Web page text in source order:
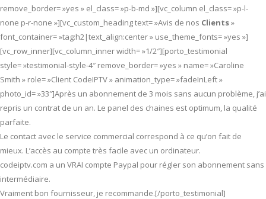
remove_border= »yes » el_class= »p-b-md »][vc_column el_class= »p-l-
none p-r-none »][vc_custom_heading text= »Avis de nos Clients»
font_container= »tag:h2|text_align:center » use_theme_fonts= »yes »]
[vc_row_inner][vc_column_inner width= »1/2″][porto_testimonial
style= »testimonial-style-4″ remove_border= »yes » name= »Caroline
Smith » role= »Client CodeIPTV » animation_type= »fadeInLeft »
photo_id= »33″]Après un abonnement de 3 mois sans aucun problème, j’ai
repris un contrat de un an. Le panel des chaines est optimum, la qualité
parfaite.
Le contact avec le service commercial correspond à ce qu’on fait de
mieux. L’accès au compte très facile avec un ordinateur.
codeiptv.com a un VRAI compte Paypal pour régler son abonnement sans
intermédiaire.
Vraiment bon fournisseur, je recommande.[/porto_testimonial]